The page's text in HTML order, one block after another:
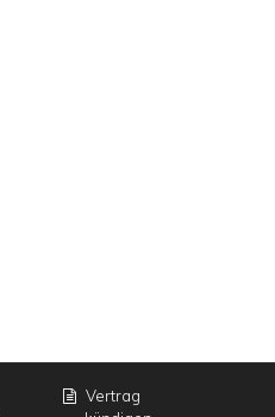
Vertrag